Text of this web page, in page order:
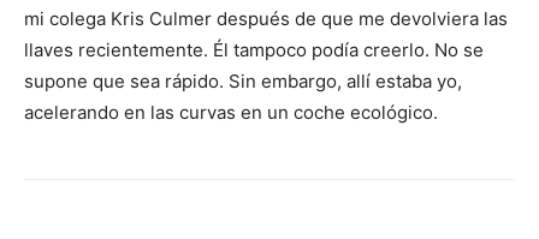
mi colega Kris Culmer después de que me devolviera las
llaves recientemente. Él tampoco podía creerlo. No se
supone que sea rápido. Sin embargo, allí estaba yo,
acelerando en las curvas en un coche ecológico.